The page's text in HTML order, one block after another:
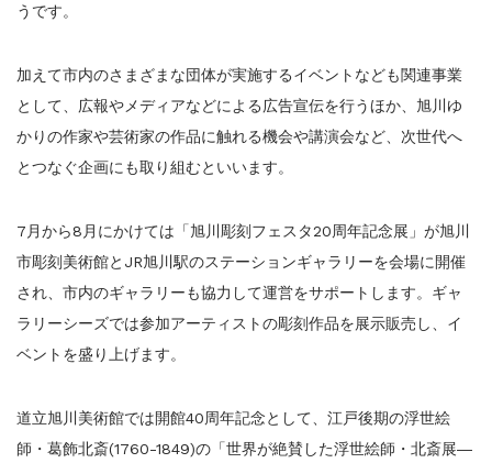
うです。
加えて市内のさまざまな団体が実施するイベントなども関連事業
として、広報やメディアなどによる広告宣伝を行うほか、旭川ゆ
かりの作家や芸術家の作品に触れる機会や講演会など、次世代へ
とつなぐ企画にも取り組むといいます。
7月から8月にかけては「旭川彫刻フェスタ20周年記念展」が旭川
市彫刻美術館とJR旭川駅のステーションギャラリーを会場に開催
され、市内のギャラリーも協力して運営をサポートします。ギャ
ラリーシーズでは参加アーティストの彫刻作品を展示販売し、イ
ベントを盛り上げます。
道立旭川美術館では開館40周年記念として、江戸後期の浮世絵
師・葛飾北斎(1760-1849)の「世界が絶賛した浮世絵師・北斎展―